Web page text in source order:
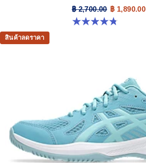
฿ 2,700.00 ฿ 1,890.00
4.8 จาก 5 ดาว 151 รีวิว
สินค้าลดราคา